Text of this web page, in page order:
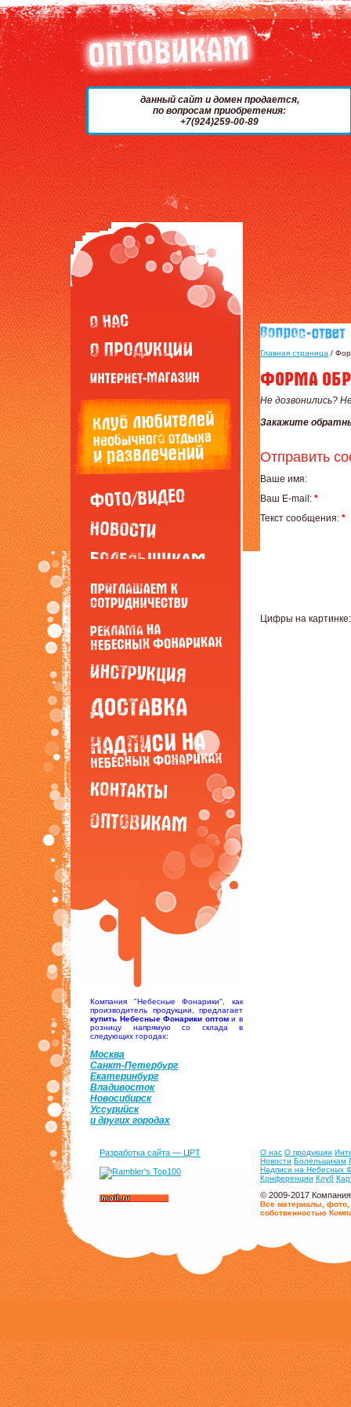
данный сайт и домен продается,
по вопросам приобретения:
+7(924)259-00-89
Компания "Небесные Фонарики", как
производитель продукции, предлагает
купить Небесные Фонарики оптоми в
розницу напрямую со склада в
следующих городах:
Москва
Санкт-Петербург
Екатеринбург
Владивосток
Новосибирск
Уссурийск
и других городах
Главная страница /
Не дозвонились?
Закажите
Отправить
Ваше имя:
Ваш E-mail: *
Текст сообщения: *
Цифры на картинке:
Разработка сайта — ЦРТ О нас О продукции
Новости Болельщикам
Надписи на Небесных
Конференции Клуб
© 2009-2017 Компания
Все материалы, фото,
собственностью